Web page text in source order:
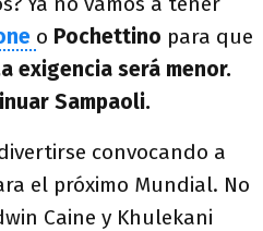
o Pochettino para que
exigencia será menor.
Sampaoli.
convocando a
el próximo Mundial. No
Caine y Khulekani